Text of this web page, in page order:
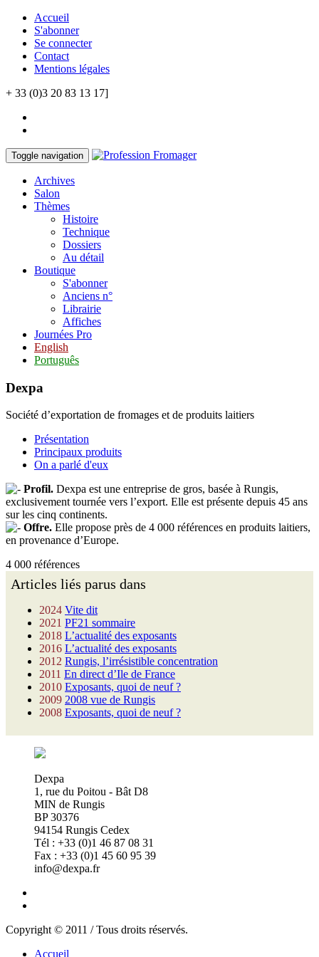
Accueil
S'abonner
Se connecter
Contact
Mentions légales
+ 33 (0)3 20 83 13 17]
Toggle navigation
Archives
Salon
Thèmes
Histoire
Technique
Dossiers
Au détail
Boutique
S'abonner
Anciens n°
Librairie
Affiches
Journées Pro
English
Português
Dexpa
Société d’exportation de fromages et de produits laitiers
Présentation
Principaux produits
On a parlé d'eux
Profil. Dexpa est une entreprise de gros, basée à Rungis,
exclusivement tournée vers l’export. Elle est présente depuis 45 ans
sur les cinq continents.
Offre. Elle propose près de 4 000 références en produits laitiers,
en provenance d’Europe.
4 000 références
Articles liés parus dans
2024 Vite dit
2021 PF21 sommaire
2018 L’actualité des exposants
2016 L’actualité des exposants
2012 Rungis, l’irrésistible concentration
2011 En direct d’Ile de France
2010 Exposants, quoi de neuf ?
2009 2008 vue de Rungis
2008 Exposants, quoi de neuf ?
Dexpa
1, rue du Poitou - Bât D8
MIN de Rungis
BP 30376
94154 Rungis Cedex
Tél : +33 (0)1 46 87 08 31
Fax : +33 (0)1 45 60 95 39
info@dexpa.fr
Copyright © 2011 / Tous droits réservés.
Accueil